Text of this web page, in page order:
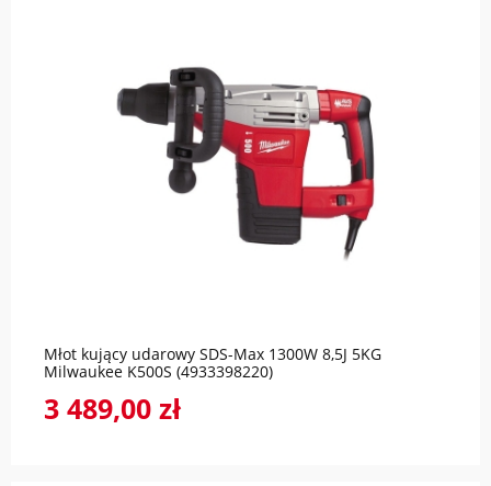
Młot kujący udarowy SDS-Max 1300W 8,5J 5KG
Milwaukee K500S (4933398220)
3 489,00 zł
do koszyka